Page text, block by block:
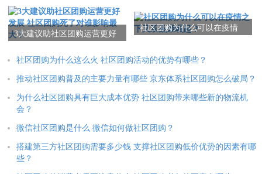
3大建议助社区团购运营更好
最大？
社区团购为什么可以在疫情
社区团购为什么这么火 社区团购活动的优势有哪些？
推动社区团购普及的主要力量有哪些 京东体系社区团购怎么破局？
为什么社区团购具有巨大成本优势 社区团购带来哪些新的物流机
会？
微信社区团购是什么 微信如何做社区团购？
搭建第三方社区团购需要多少钱 支撑社区团购低价优势的因素有哪
些？